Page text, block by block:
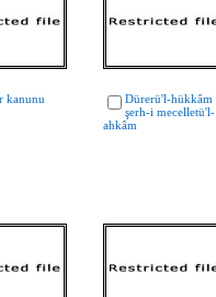
kanunu
Dürerü'l-hükkâm
şerh-i mecelletü'l-
ahkâm